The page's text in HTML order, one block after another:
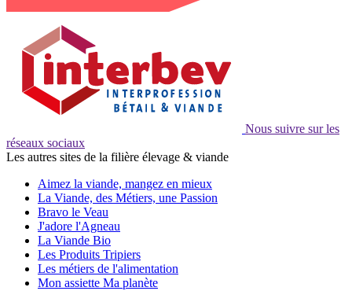
Nous suivre sur les
réseaux sociaux
Les autres sites de la filière élevage & viande
Aimez la viande, mangez en mieux
La Viande, des Métiers, une Passion
Bravo le Veau
J'adore l'Agneau
La Viande Bio
Les Produits Tripiers
Les métiers de l'alimentation
Mon assiette Ma planète